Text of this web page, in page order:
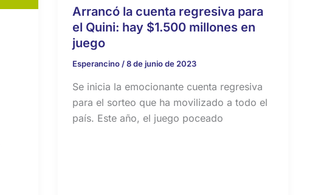
Arrancó la cuenta regresiva para
el Quini: hay $1.500 millones en
juego
Esperancino/8 de junio de 2023
Se inicia la emocionante cuenta regresiva
para el sorteo que ha movilizado a todo el
país. Este año, el juego poceado